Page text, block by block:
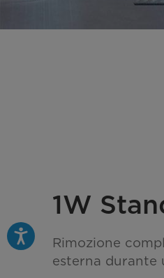
1W
Rimozione
esterna durante